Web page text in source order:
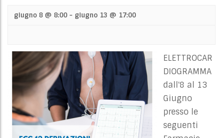
giugno 8 @ 8:00 - giugno 13 @ 17:00
ELETTROCAR
DIOGRAMMA
dall'8 al 13
Giugno
presso le
seguenti